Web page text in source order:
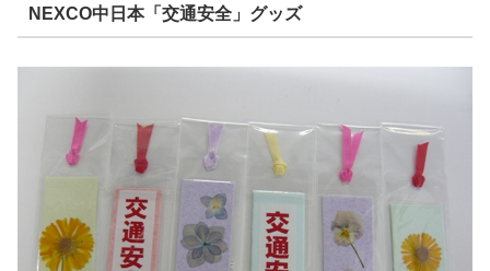
NEXCO中日本「交通安全」グッズ